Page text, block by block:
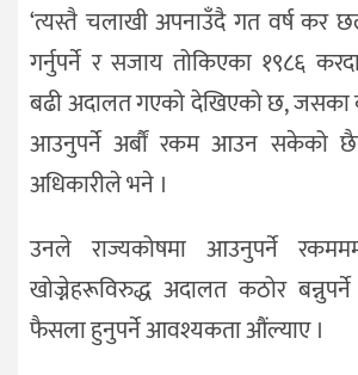
‘त्यस्तै चलाखी अपनाउँदै गत वर्ष कर
गर्नुपर्ने र सजाय तोकिएका १९८६
बढी अदालत गएको देखिएको छ, जसका
आउनुपर्ने अर्बौं रकम आउन सकेको
अधिकारीले भने ।
उनले राज्यकोषमा आउनुपर्ने
खोज्नेहरूविरुद्ध अदालत कठोर
फैसला हुनुपर्ने आवश्यकता औंल्याए ।